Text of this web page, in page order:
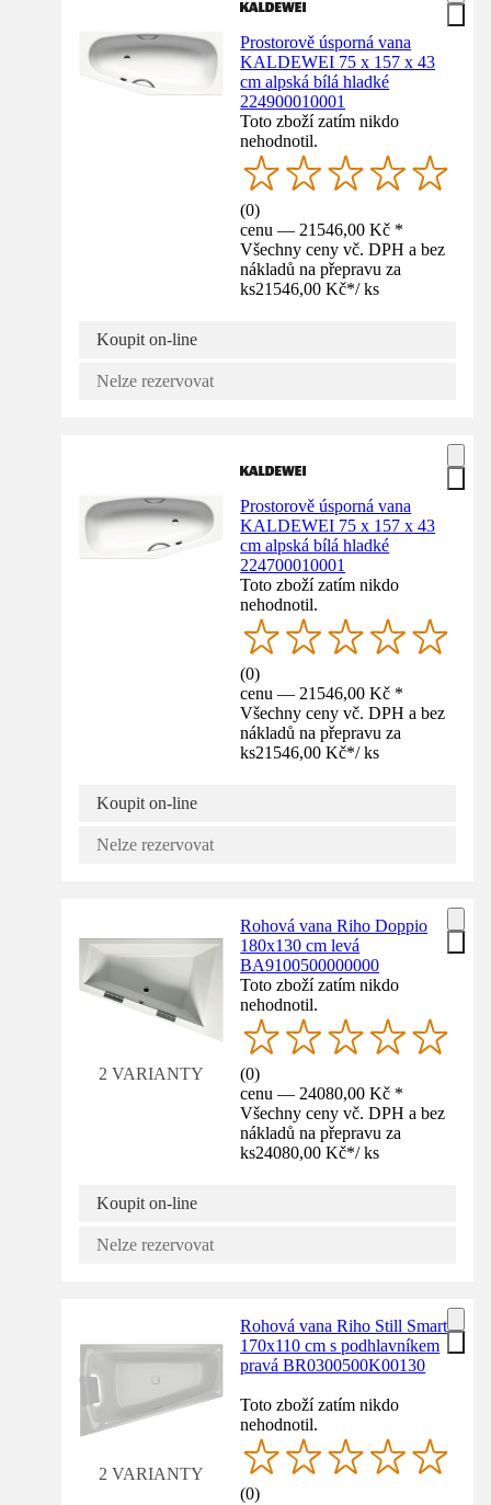
Prostorově úsporná vana
KALDEWEI 75 x 157 x 43
cm alpská bílá hladké
224900010001
Toto zboží zatím nikdo
nehodnotil.
(0)
cenu — 21546,00 Kč *
Všechny ceny vč. DPH a bez
nákladů na přepravu za
ks21546,00 Kč*/ ks
Koupit on-line
Nelze rezervovat
Prostorově úsporná vana
KALDEWEI 75 x 157 x 43
cm alpská bílá hladké
224700010001
Toto zboží zatím nikdo
nehodnotil.
(0)
cenu — 21546,00 Kč *
Všechny ceny vč. DPH a bez
nákladů na přepravu za
ks21546,00 Kč*/ ks
Koupit on-line
Nelze rezervovat
2 VARIANTY
Rohová vana Riho Doppio
180x130 cm levá
BA9100500000000
Toto zboží zatím nikdo
nehodnotil.
(0)
cenu — 24080,00 Kč *
Všechny ceny vč. DPH a bez
nákladů na přepravu za
ks24080,00 Kč*/ ks
Koupit on-line
Nelze rezervovat
2 VARIANTY
Rohová vana Riho Still Smart
170x110 cm s podhlavníkem
pravá BR0300500K00130
Toto zboží zatím nikdo
nehodnotil.
(0)